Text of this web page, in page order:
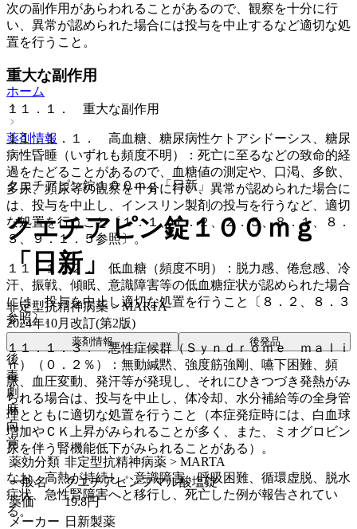
次の副作用があらわれることがあるので、観察を十分に行
い、異常が認められた場合には投与を中止するなど適切な処
置を行うこと。
重大な副作用
１１．１． 重大な副作用
１１．１．１． 高血糖、糖尿病性ケトアシドーシス、糖尿
病性昏睡（いずれも頻度不明）：死亡に至るなどの致命的経
過をたどることがあるので、血糖値の測定や、口渇、多飲、
多尿、頻尿等の観察を十分に行い、異常が認められた場合に
は、投与を中止し、インスリン製剤の投与を行うなど、適切
な処置を行うこと〔１．１、１．２、２．５、８．１、８．
３、９．１．５参照〕。
１１．１．２． 低血糖（頻度不明）：脱力感、倦怠感、冷
汗、振戦、傾眠、意識障害等の低血糖症状が認められた場合
には、投与を中止し適切な処置を行うこと〔８．２、８．３
参照〕。
１１．１．３． 悪性症候群（Ｓｙｎｄｒｏｍｅ ｍａｌｉ
ｎ）（０．２％）：無動緘黙、強度筋強剛、嚥下困難、頻
脈、血圧変動、発汗等が発現し、それにひきつづき発熱がみ
られる場合は、投与を中止し、体冷却、水分補給等の全身管
理とともに適切な処置を行うこと（本症発症時には、白血球
増加やＣＫ上昇がみられることが多く、また、ミオグロビン
尿を伴う腎機能低下がみられることがある）。
なお、高熱が持続し、意識障害、呼吸困難、循環虚脱、脱水
症状、急性腎障害へと移行し、死亡した例が報告されてい
る。
ホーム
薬剤情報
クエチアピン錠１００ｍｇ「日新」
クエチアピン錠１００ｍｇ
「日新」
非定型抗精神病薬 > MARTA
2024年10月改訂(第2版)
薬剤情報 後発品
後
毒
劇
麻
向
覚
薬効分類 非定型抗精神病薬 > MARTA
一般名
クエチアピンフマル酸塩錠
薬価
19.8円
メーカー 日新製薬